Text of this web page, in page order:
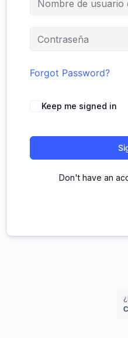
Forgot Password?
Keep me signed in
Don't have an